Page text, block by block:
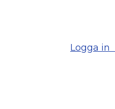
Logga in